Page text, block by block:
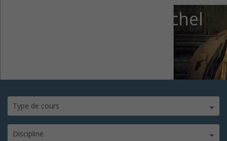
à Pierre Hadot et Michel
Type de cours
Discipline